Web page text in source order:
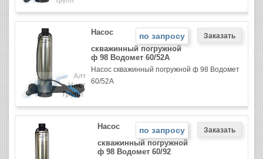
по запросу
Насос
скважинный погружной
ф 98 Водомет 60/52А
Насос скважинный погружной ф 98 Водомет
60/52А
по запросу
Насос
скважинный погружной
ф 98 Водомет 60/92